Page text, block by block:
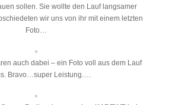
sollen. Sie wollte den Lauf langsamer
wir uns von ihr mit einem letzten
Foto…
auch dabei – ein Foto voll aus dem Lauf
Bravo…super Leistung….